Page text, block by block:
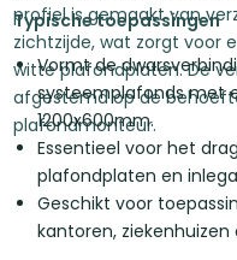
profiel is gemaakt van
zichtzijde, wat zorgt voor
witte plafondplaten. De
afgestemd op de
plafondmonteur.
Typische toepassingen
Vormt de
systeemplafonds met
1200x600mm.
Essentieel voor het
plafondplaten en
Geschikt voor
kantoren, ziekenhuizen